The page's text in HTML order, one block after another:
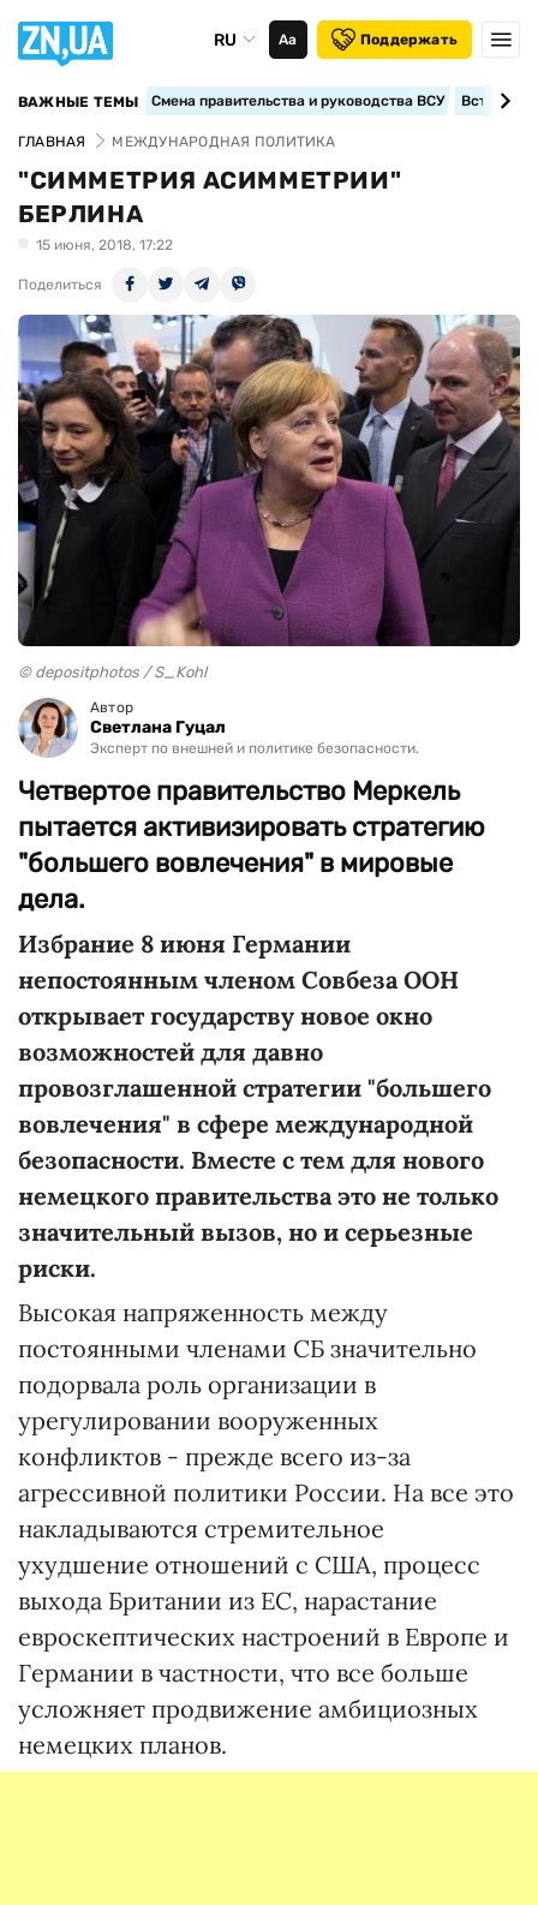
RU Аа Поддержать
ВАЖНЫЕ ТЕМЫ Смена правительства и руководства ВСУ
ГЛАВНАЯ МЕЖДУНАРОДНАЯ ПОЛИТИКА
"СИММЕТРИЯ АСИММЕТРИИ"
БЕРЛИНА
15 июня, 2018, 17:22
Поделиться
© depositphotos / S_Kohl
Автор
Светлана Гуцал
Эксперт по внешней и политике безопасности.
Четвертое правительство Меркель
пытается активизировать стратегию
"большего вовлечения" в мировые
дела.
Избрание 8 июня Германии
непостоянным членом Совбеза ООН
открывает государству новое окно
возможностей для давно
провозглашенной стратегии "большего
вовлечения" в сфере международной
безопасности. Вместе с тем для нового
немецкого правительства это не только
значительный вызов, но и серьезные
риски.
Высокая напряженность между
постоянными членами СБ значительно
подорвала роль организации в
урегулировании вооруженных
конфликтов - прежде всего из-за
агрессивной политики России. На все это
накладываются стремительное
ухудшение отношений с США, процесс
выхода Британии из ЕС, нарастание
евроскептических настроений в Европе и
Германии в частности, что все больше
усложняет продвижение амбициозных
немецких планов.